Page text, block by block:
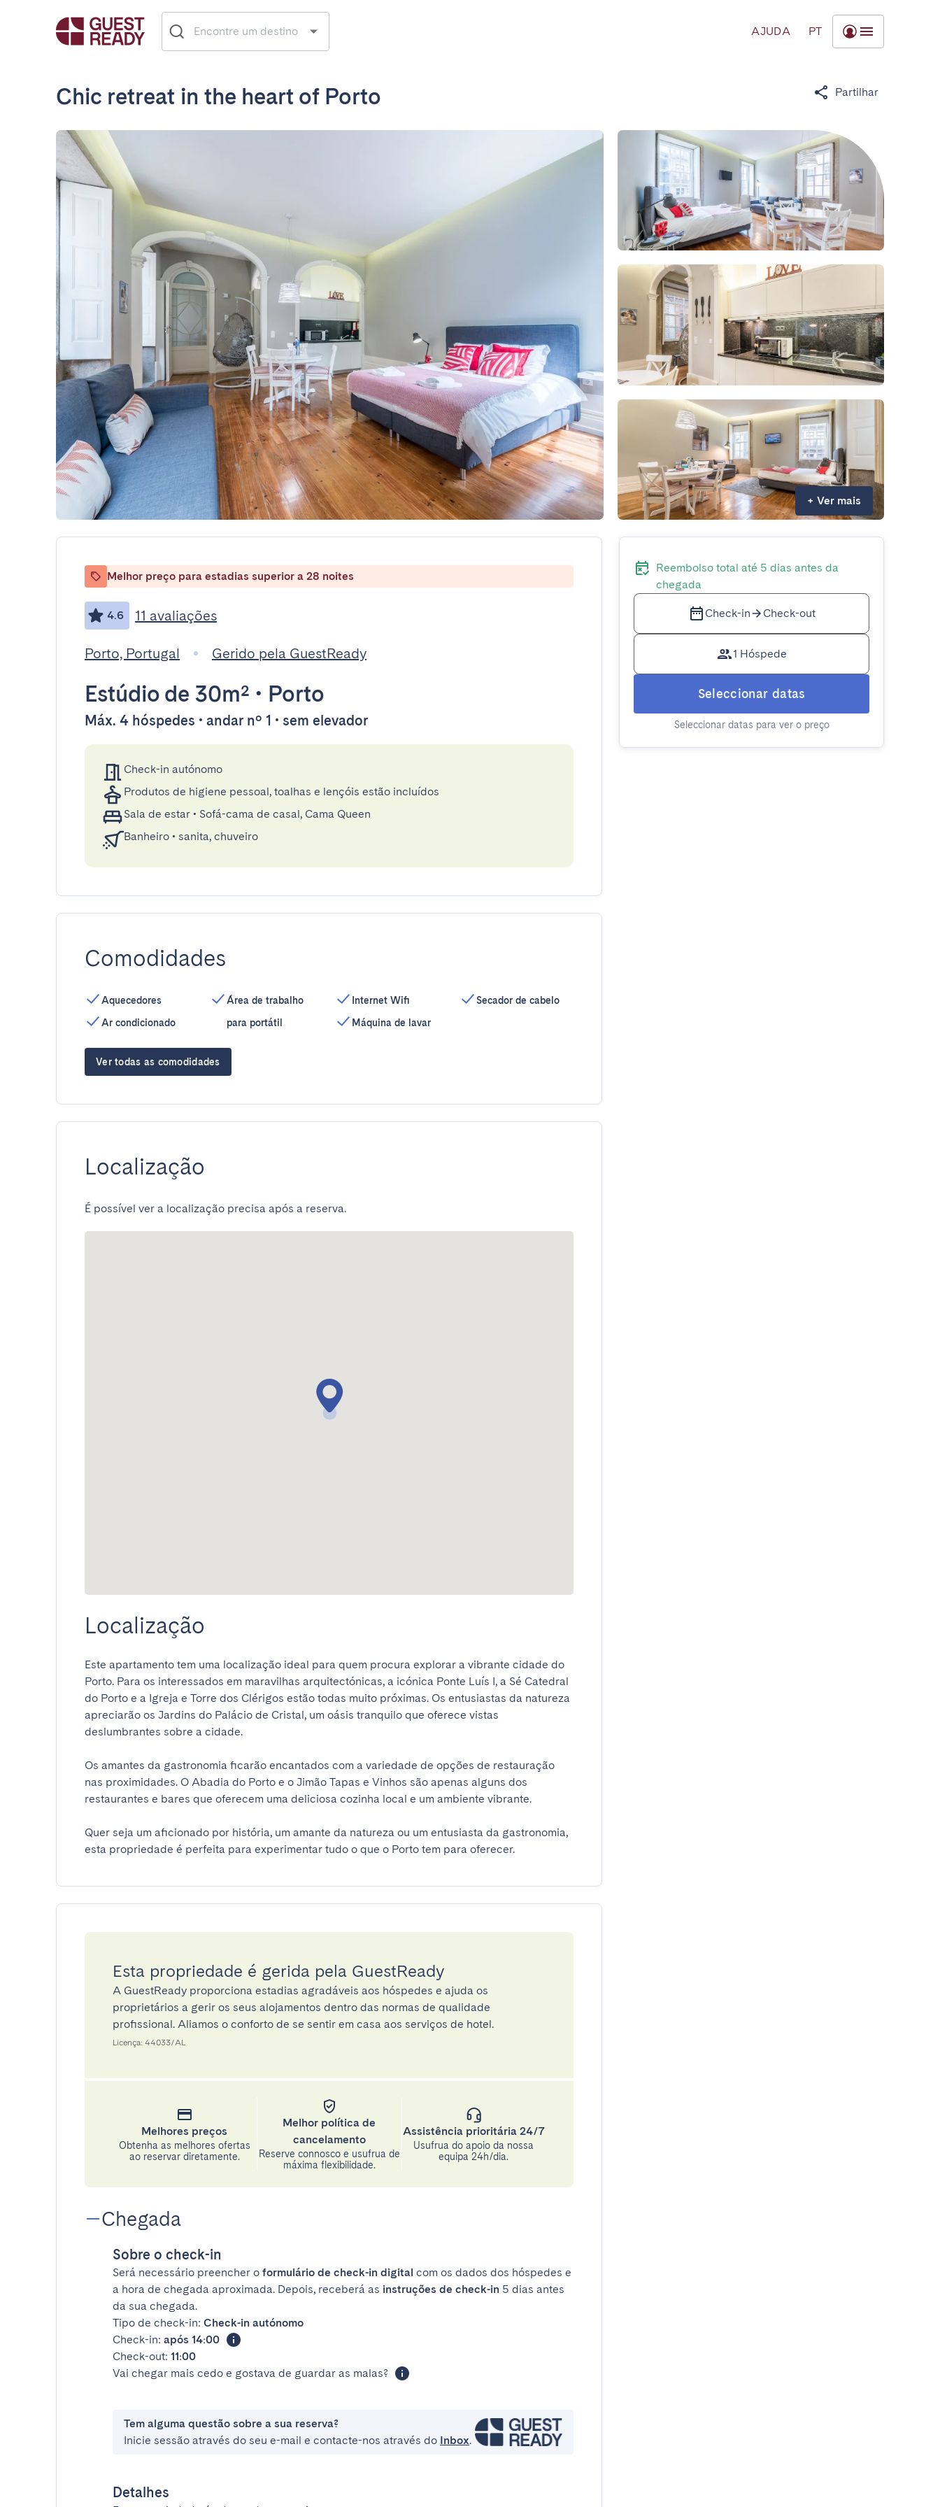
AJUDA PT
Chic retreat in the heart of Porto Partilhar
+ Ver mais
Melhor preço para estadias superior a 28 noites
4.6 11 avaliações
Porto, Portugal Gerido pela GuestReady
Estúdio de 30m² • Porto
Máx. 4 hóspedes • andar nº 1 • sem elevador
Check-in autónomo
Produtos de higiene pessoal, toalhas e lençóis estão incluídos
Sala de estar • Sofá-cama de casal, Cama Queen
Banheiro • sanita, chuveiro
Comodidades
Aquecedores
Ar condicionado
Área de trabalho
para portátil
Internet Wifi
Máquina de lavar
Secador de cabelo
Ver todas as comodidades
Localização
É possível ver a localização precisa após a reserva.
Localização
Este apartamento tem uma localização ideal para quem procura explorar a vibrante cidade do
Porto. Para os interessados em maravilhas arquitectónicas, a icónica Ponte Luís I, a Sé Catedral
do Porto e a Igreja e Torre dos Clérigos estão todas muito próximas. Os entusiastas da natureza
apreciarão os Jardins do Palácio de Cristal, um oásis tranquilo que oferece vistas
deslumbrantes sobre a cidade.
Os amantes da gastronomia ficarão encantados com a variedade de opções de restauração
nas proximidades. O Abadia do Porto e o Jimão Tapas e Vinhos são apenas alguns dos
restaurantes e bares que oferecem uma deliciosa cozinha local e um ambiente vibrante.
Quer seja um aficionado por história, um amante da natureza ou um entusiasta da gastronomia,
esta propriedade é perfeita para experimentar tudo o que o Porto tem para oferecer.
Esta propriedade é gerida pela GuestReady
A GuestReady proporciona estadias agradáveis aos hóspedes e ajuda os
proprietários a gerir os seus alojamentos dentro das normas de qualidade
profissional. Aliamos o conforto de se sentir em casa aos serviços de hotel.
Licença: 44033/AL
Melhores preços
Obtenha as melhores ofertas
ao reservar diretamente.
Melhor política de
cancelamento
Reserve connosco e usufrua de
máxima flexibilidade.
Assistência prioritária 24/7
Usufrua do apoio da nossa
equipa 24h/dia.
Chegada
Sobre o check-in
Será necessário preencher o formulário de check-in digital com os dados dos hóspedes e
a hora de chegada aproximada. Depois, receberá as instruções de check-in 5 dias antes
da sua chegada.
Tipo de check-in: Check-in autónomo
Check-in: após 14:00
Check-out: 11:00
Vai chegar mais cedo e gostava de guardar as malas?
Tem alguma questão sobre a sua reserva?
Inicie sessão através do seu e-mail e contacte-nos através do Inbox.
Detalhes
Reembolso total até 5 dias antes da
chegada
Check-in Check-out
1 Hóspede
Seleccionar datas
Seleccionar datas para ver o preço